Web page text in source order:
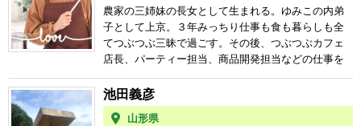
邪を含めてあらゆる病気にかかりにくくなっていた
のに そんな私がなぜ？？ そう疑問に思っていた矢先
に、 京都の若杉ばあちゃんのお弟子さんが主催して
いる野草料理教室に 都合よく行けることになり マク
ロビオティックの考え方に出会いました。 食べ物に
は陽性と陰性があるので、 冷え性の人は陰性の食べ
物を避けて陽性の食べ物を積極的に食べると良い。
料理法も食べ物を陽性化する料理法を実践するのが
勢が、来た人に安心感を与えている。 「家族の健康
を思う人ほど元気でいてほしい」という思いで、 つ
ぶつぶが当たり前の世界にし、 お家で料理を楽しむ
人を増やしたいと活動している。
間自体に不信感を強く持ちうつ状態に。 自分のこと
も手に負えず、 気がつけば体重が１０キロ増え、顔
はブツブツ。 いつも眠くてだるい。年々酷くなる花
粉症と生理痛。 一体自分の不調とこの世界の不調和
つぶに出会う。 本当の美味しさに感動し 子供の頃の
美味しいものを食べる喜び 天真爛漫に遊ぶ感覚を取
り戻し始める。 つぶつぶで仕事したい！と ゆみこの
農家の三姉妹の長女として生まれる。ゆみこの内弟
子として上京。３年みっちり仕事も食も暮らしも全
てつぶつぶ三昧で過ごす。その後、つぶつぶカフェ
店長、パーティー担当、商品開発担当などの仕事を
経験。現在つぶつぶ料理コーチとして活動中 さらに
詳しく紹介↓ １９８４年長野県リンゴの専業農家の三
姉妹の長女として生まれる。 子供の頃は大自然の中
で天真爛漫に育つ。 身の回りには自然の恵みいっぱ
池田義彦
山形県